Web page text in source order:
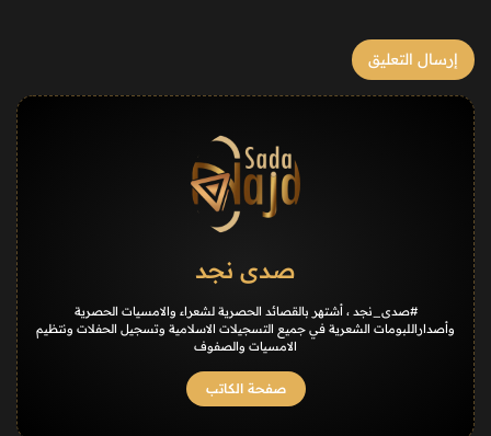
صدى نجد
#صدى_نجد ، أشتهر بالقصائد الحصرية لشعراء والامسيات الحصرية
وأصداراللبومات الشعرية في جميع التسجيلات الاسلامية وتسجيل الحفلات ونتظيم
الامسيات والصفوف
صفحة الكاتب